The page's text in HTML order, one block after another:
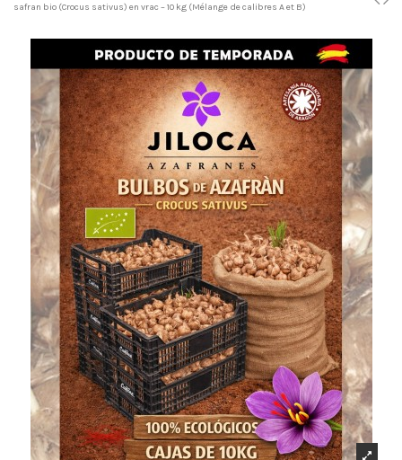
safran bio (Crocus sativus) en vrac – 10 kg (Mélange de calibres A et B)